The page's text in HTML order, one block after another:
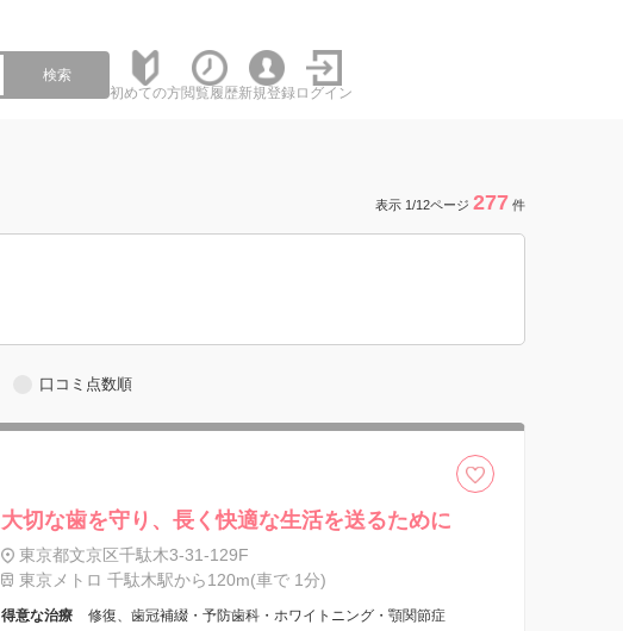
検索
初めての方閲覧履歴新規登録 ログイン
表示 1/12ページ 277 件
口コミ点数順
大切な歯を守り、長く快適な生活を送るために
東京都文京区千駄木3-31-129F
東京メトロ 千駄木駅から120m(車で 1分)
得意な治療
修復、歯冠補綴・予防歯科・ホワイトニング・顎関節症